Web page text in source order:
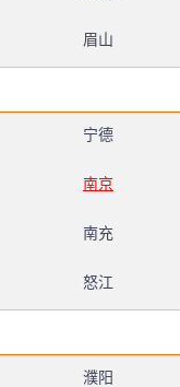
眉山
宁德
南京
南充
怒江
濮阳